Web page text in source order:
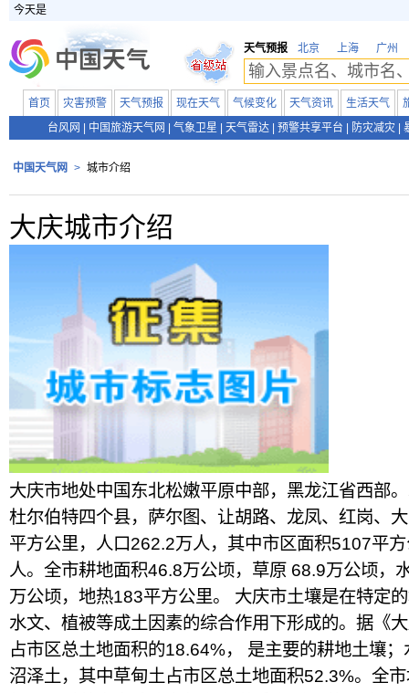
今天是
天气预报 北京 上海 广州
首页 灾害预警 天气预报 现在天气 气候变化 天气资讯 生活天气
台风网
中国旅游天气网 气象卫星 天气雷达 预警共享平台 防灾减灾
中国天气网 > 城市介绍
大庆城市介绍
大庆市地处中国东北松嫩平原中部，黑龙江省西部
杜尔伯特四个县，萨尔图、让胡路、龙凤、红岗、
平方公里，人口262.2万人，其中市区面积5107平
人。全市耕地面积46.8万公顷，草原 68.9万公顷，
万公顷，地热183平方公里。 大庆市土壤是在特定
水文、植被等成土因素的综合作用下形成的。据《
占市区总土地面积的18.64%， 是主要的耕地土壤
沼泽土，其中草甸土占市区总土地面积52.3%。全